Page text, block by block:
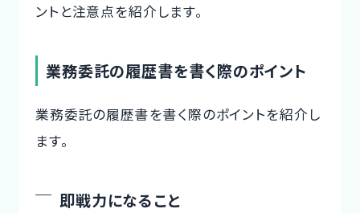
ントと注意点を紹介します。
業務委託の履歴書を書く際のポイント
業務委託の履歴書を書く際のポイントを紹介し
ます。
即戦力になること